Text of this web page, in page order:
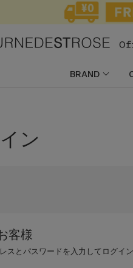
BRAND
ン
客様
スとパスワードを入力してログイ